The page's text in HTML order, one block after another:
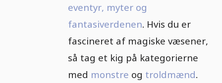
eventyr, myter og
fantasiverdenen. Hvis du er
fascineret af magiske væsener,
så tag et kig på kategorierne
med monstre og troldmænd.